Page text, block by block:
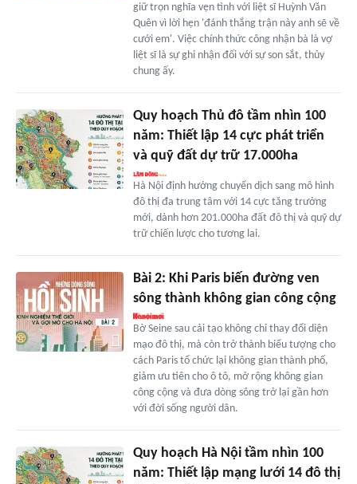
giữ trọn nghĩa vẹn tình với liệt sĩ Huỳnh Văn
Quên vì lời hẹn 'đánh thắng trận này anh sẽ về
cưới em'. Việc chính thức công nhận bà là vợ
liệt sĩ là sự ghi nhận đối với sự son sắt, thủy
chung ấy.
Quy hoạch Thủ đô tầm nhìn 100
năm: Thiết lập 14 cực phát triển
và quỹ đất dự trữ 17.000ha
Hà Nội định hướng chuyển dịch sang mô hình
đô thị đa trung tâm với 14 cực tăng trưởng
mới, dành hơn 201.000ha đất đô thị và quỹ dự
trữ chiến lược cho tương lai.
Bài 2: Khi Paris biến đường ven
sông thành không gian công cộng
Bờ Seine sau cải tạo không chỉ thay đổi diện
mạo đô thị, mà còn trở thành biểu tượng cho
cách Paris tổ chức lại không gian thành phố,
giảm ưu tiên cho ô tô, mở rộng không gian
công cộng và đưa dòng sông trở lại gần hơn
với đời sống người dân.
Quy hoạch Hà Nội tầm nhìn 100
năm: Thiết lập mạng lưới 14 đô thị